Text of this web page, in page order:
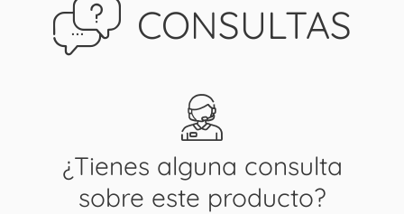
CONSULTAS
¿Tienes alguna consulta
sobre este producto?